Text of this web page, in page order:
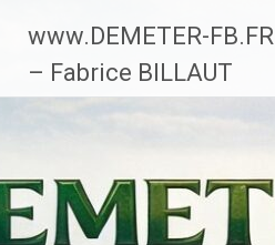
contenu
principal
www.DEMETER-FB.FR
– Fabrice BILLAUT